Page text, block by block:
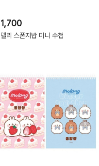
1,700
델리 스폰지밥 미니 수첩